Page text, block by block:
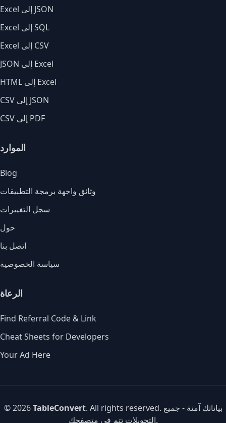
Excel إلى JSON
Excel إلى SQL
Excel إلى CSV
JSON إلى Excel
HTML إلى Excel
CSV إلى JSON
CSV إلى PDF
الموارد
Blog
وثائق واجهة برمجة التطبيقات
سجل التغييرات
حول
اتصل بنا
سياسة الخصوصية
الرعاة
Find Referral Code & Link
Cheat Sheets for Developers
Your Ad Here
© 2026TableConvert. All rights reserved. بياناتك آمنة - جميع
التحويلات تتم في متصفحك.